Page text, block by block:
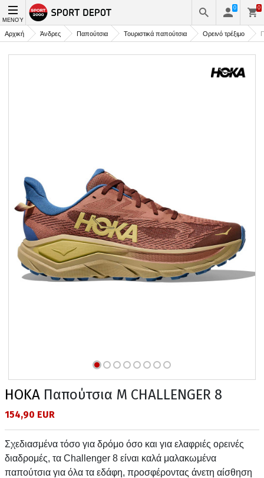
ΜΕΝΟΎ
0 0
Αρχική Άνδρες Παπούτσια Τουριστικά παπούτσια Ορεινό τρέξιμο
HOKA Παπούτσια M CHALLENGER 8
154,90 EUR
Σχεδιασμένα τόσο για δρόμο όσο και για ελαφριές ορεινές
διαδρομές, τα Challenger 8 είναι καλά μαλακωμένα
παπούτσια για όλα τα εδάφη, προσφέροντας άνετη αίσθηση